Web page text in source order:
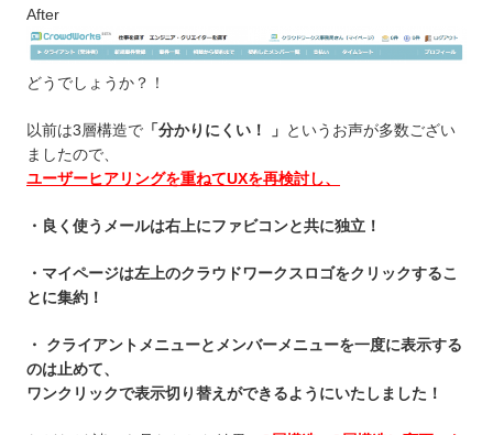
After
どうでしょうか？！
以前は3層構造で 「分かりにくい！ 」 というお声が多数ござい
ましたので、
ユーザーヒアリングを重ねてUXを再検討し、
・良く使うメールは右上にファビコンと共に独立！
・マイページは左上のクラウドワークスロゴをクリックするこ
とに集約！
・ クライアントメニューとメンバーメニューを一度に表示する
のは止めて、
ワンクリックで表示切り替えができるようにいたしました！